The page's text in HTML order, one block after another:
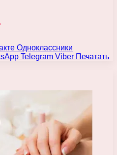
Одноклассники
Telegram Viber Печатать